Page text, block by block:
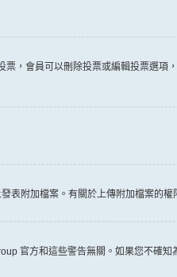
，會員可以刪除投票或編輯投票選項
表附加檔案。有關於上傳附加檔案的權
官方和這些警告無關。如果您不確知